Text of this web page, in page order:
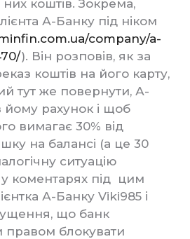
коштів. Зокрема,
А-Банку під ніком
company/a-
). Він розповів, як за
коштів на його карту,
тут же повернути, А-
йому рахунок і щоб
вимагає 30% від
на балансі (а це 30
ситуацію
у коментарях під цим
А-Банку Viki985 і
що банк
правом блокувати